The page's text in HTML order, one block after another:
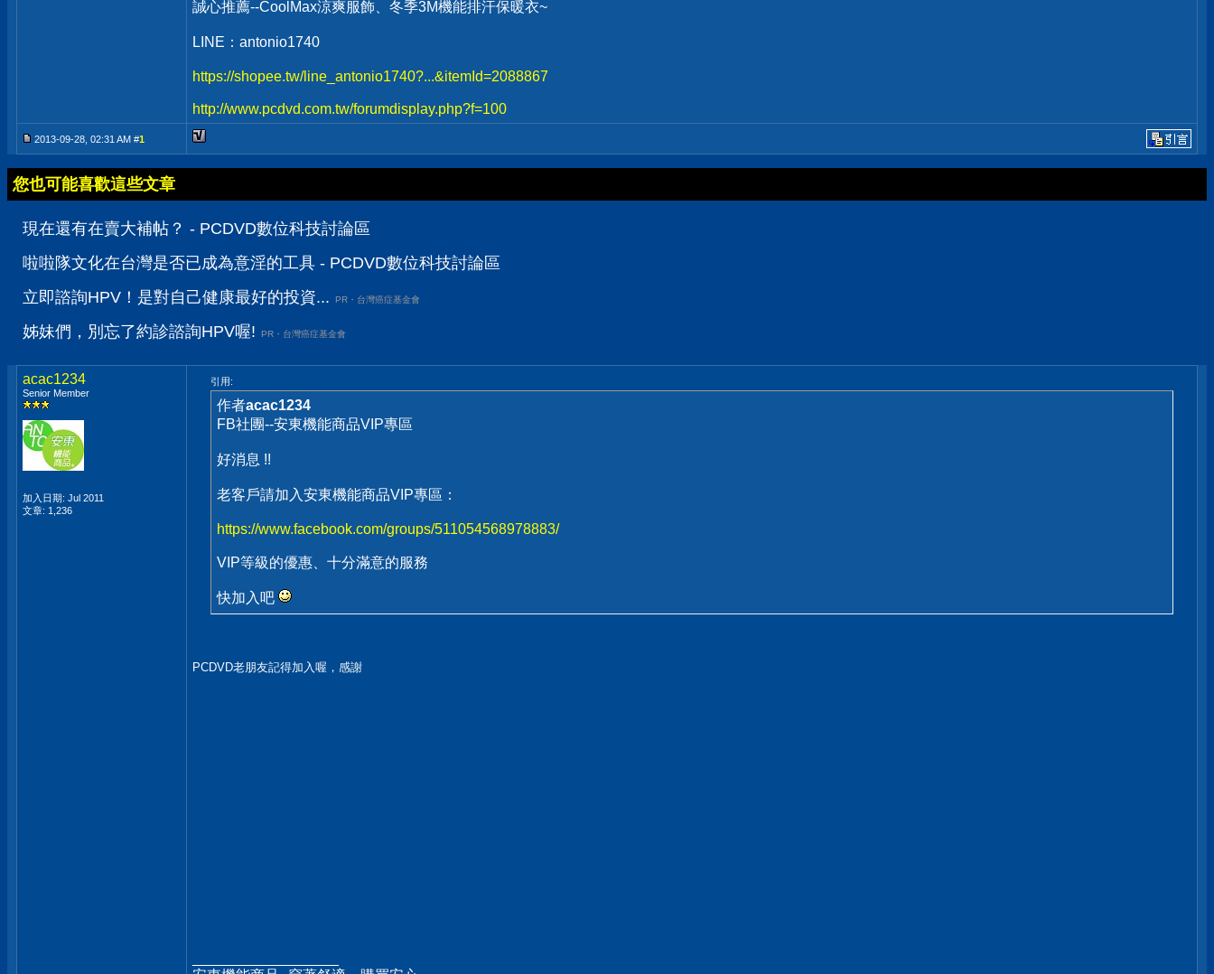
誠心推薦--CoolMax涼爽服飾、冬季3M機能排汗保暖衣~
LINE：antonio1740
https://shopee.tw/line_antonio1740?...&itemId=2088867
http://www.pcdvd.com.tw/forumdisplay.php?f=100
2013-09-28, 02:31 AM #1
您也可能喜歡這些文章
現在還有在賣大補帖？ - PCDVD數位科技討論區
啦啦隊文化在台灣是否已成為意淫的工具 - PCDVD數位科技討論區
立即諮詢HPV！是對自己健康最好的投資...
PR・台灣癌症基金會
姊妹們，別忘了約診諮詢HPV喔! PR・台灣癌症基金會
acac1234
Senior Member
加入日期: Jul 2011
文章: 1,236
引用:
作者acac1234
FB社團--安東機能商品VIP專區
好消息 !!
老客戶請加入安東機能商品VIP專區：
https://www.facebook.com/groups/511054568978883/
VIP等級的優惠、十分滿意的服務
快加入吧
PCDVD老朋友記得加入喔，感謝